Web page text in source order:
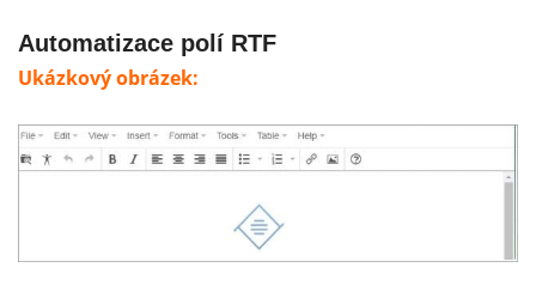
Automatizace polí RTF
Ukázkový obrázek: